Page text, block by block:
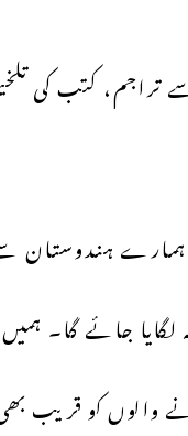
کتب کی
ہمارے ہندوستان
جائے گا۔
والوں کو قریب